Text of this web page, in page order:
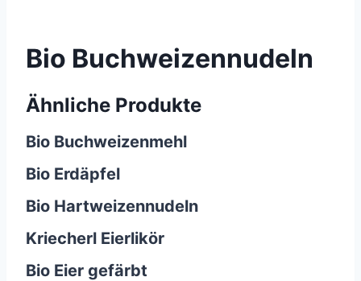
Bio Buchweizennudeln
Ähnliche Produkte
Bio Buchweizenmehl
Bio Erdäpfel
Bio Hartweizennudeln
Kriecherl Eierlikör
Bio Eier gefärbt